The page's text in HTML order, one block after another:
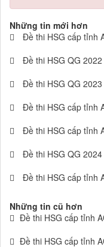
Những tin mới hơn
Đề thi HSG cấp tỉnh
Đề thi HSG QG 2022
Đề thi HSG QG 2023
Đề thi HSG cấp tỉnh
Đề thi HSG cấp tỉnh
Đề thi HSG QG 2024
Đề thi HSG cấp tỉnh
Những tin cũ hơn
Đề thi HSG cấp tỉnh
Đề thi HSG cấp tỉnh